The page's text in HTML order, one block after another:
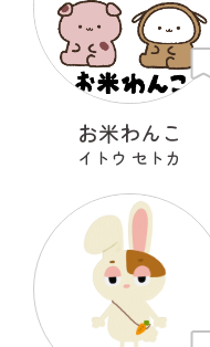
お米わんこ
イトウ セトカ